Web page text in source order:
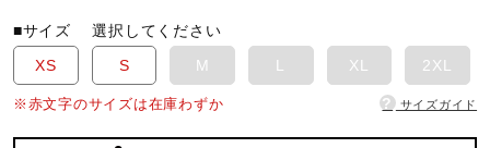
ソフトボール
柔道
■サイズ選択してください
XS
S M L XL 2XL
※赤文字のサイズは在庫わずか ? サイズガイド